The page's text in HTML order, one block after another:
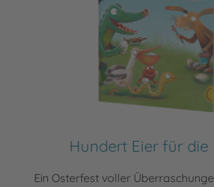
Hundert Eier für die
Ein Osterfest voller